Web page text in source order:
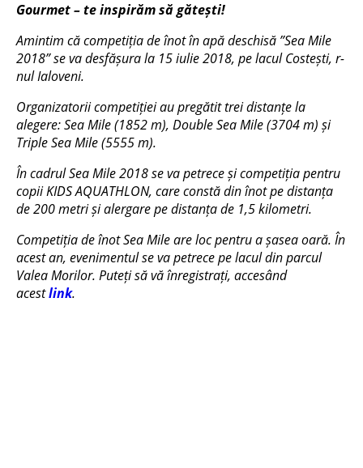
Gourmet – te inspirăm să gătești!
Amintim că competiția de înot în apă deschisă ”Sea Mile
2018” se va desfășura la 15 iulie 2018, pe lacul Costești, r-
nul Ialoveni.
Organizatorii competiției au pregătit trei distanțe la
alegere: Sea Mile (1852 m), Double Sea Mile (3704 m) și
Triple Sea Mile (5555 m).
În cadrul Sea Mile 2018 se va petrece și competiția pentru
copii KIDS AQUATHLON, care constă din înot pe distanța
de 200 metri și alergare pe distanța de 1,5 kilometri.
Competiția de înot Sea Mile are loc pentru a șasea oară. În
acest an, evenimentul se va petrece pe lacul din parcul
Valea Morilor. Puteți să vă înregistrați, accesând
acestlink.